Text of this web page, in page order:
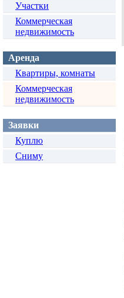
Участки
Коммерческая
недвижимость
Аренда
Квартиры, комнаты
Коммерческая
недвижимость
Заявки
Куплю
Сниму